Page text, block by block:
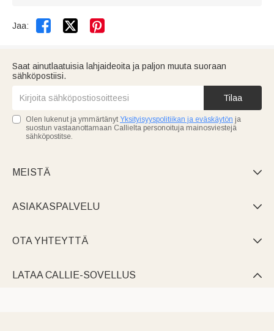
Jaa:  
Saat ainutlaatuisia lahjaideoita ja paljon muuta suoraan
sähköpostiisi.
Tilaa
Olen lukenut ja ymmärtänyt Yksityisyyspolitiikan ja eväskäytön ja
suostun vastaanottamaan Callielta personoituja mainosviestejä
sähköpostitse.
MEISTÄ 
ASIAKASPALVELU 
OTA YHTEYTTÄ 
LATAA CALLIE-SOVELLUS 